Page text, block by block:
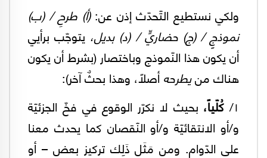
ولكي نستطيع التّحدّث إذن عن:(أ) طرحِ / (ب)
نموذجٍ / (ج) حضاريٍّ / (د) بديل، يتوجّب برأيي
أن يكون هذا النّموذج وباختصار (بشرط أن يكون
هناك منيطرحهأصلاً، وهذا بحثٌ آخر):
١/ كُلّياً، بحيث لا نكرّر الوقوع في فخّ الجزئيّة
و/أو الانتقائيّة و/أو النّقصان كما يحدث معنا
على الدّوام. ومن مَثَل ذَلِك تركيز بعض – أو